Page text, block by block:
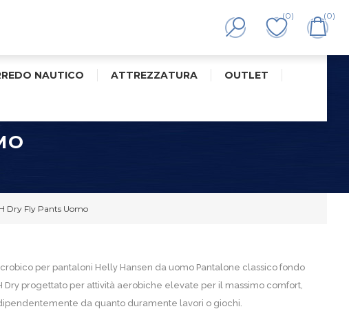
(0) (0)
NAUTICO ATTREZZATURA OUTLET
Dry Fly Pants Uomo
per pantaloni Helly Hansen da uomo Pantalone classico fondo
Dry progettato per attività aerobiche elevate per il massimo comfort,
da quanto duramente lavori o giochi.